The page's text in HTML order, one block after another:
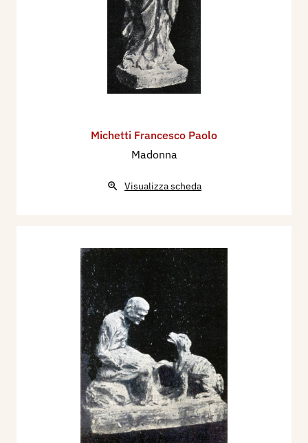
Michetti Francesco Paolo
Madonna
Visualizza scheda